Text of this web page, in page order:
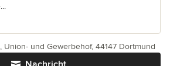
Union- und Gewerbehof, 44147 Dortmund